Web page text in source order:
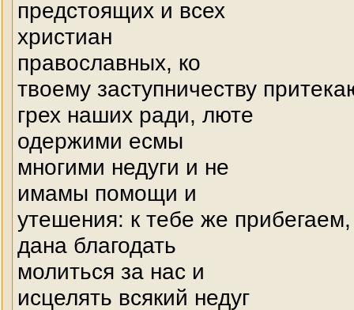
предстоящих и всех
христиан
православных, ко
твоему заступничеству
грех наших ради, люте
одержими есмы
многими недуги и не
имамы помощи и
утешения: к тебе же
дана благодать
молиться за нас и
исцелять всякий недуг